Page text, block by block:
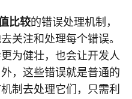
比较的错误处理机制，
关注和处理每个错误。
为健壮，也会让开发人
，这些错误就是普通的
制去处理它们，只需利